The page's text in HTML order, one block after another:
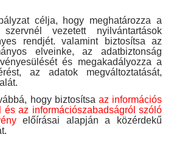
célja, hogy meghatározza a
vezetett nyilvántartások
rendjét. valamint biztosítsa az
elveinke, az adatbiztonság
és megakadályozza a
az adatok megváltoztatását,
hogy biztosítsa az információs
és az információszabadságról szóló
előírásai alapján a közérdekű